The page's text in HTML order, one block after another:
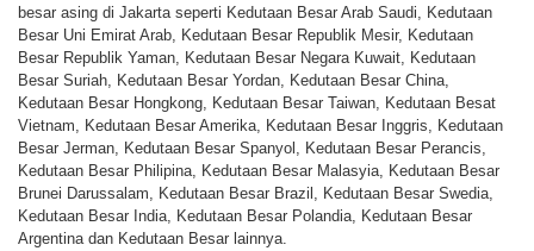
besar asing di Jakarta seperti Kedutaan Besar Arab Saudi, Kedutaan
Besar Uni Emirat Arab, Kedutaan Besar Republik Mesir, Kedutaan
Besar Republik Yaman, Kedutaan Besar Negara Kuwait, Kedutaan
Besar Suriah, Kedutaan Besar Yordan, Kedutaan Besar China,
Kedutaan Besar Hongkong, Kedutaan Besar Taiwan, Kedutaan Besat
Vietnam, Kedutaan Besar Amerika, Kedutaan Besar Inggris, Kedutaan
Besar Jerman, Kedutaan Besar Spanyol, Kedutaan Besar Perancis,
Kedutaan Besar Philipina, Kedutaan Besar Malasyia, Kedutaan Besar
Brunei Darussalam, Kedutaan Besar Brazil, Kedutaan Besar Swedia,
Kedutaan Besar India, Kedutaan Besar Polandia, Kedutaan Besar
Argentina dan Kedutaan Besar lainnya.